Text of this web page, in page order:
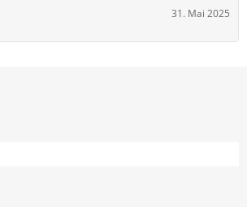
31. Mai 2025